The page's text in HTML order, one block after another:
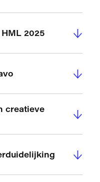
2025 ↓
↓
creatieve
↓
↓